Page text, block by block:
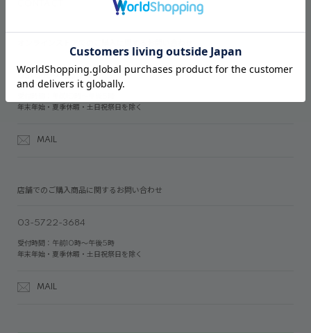
03-6809-2611
年末年始・夏季休暇・土日祝祭日を除く
MAIL
店舗でのご購入商品に関するお問い合わせ
03-5722-3684
受付時間：午前10時～午後5時
年末年始・夏季休暇・土日祝祭日を除く
MAIL